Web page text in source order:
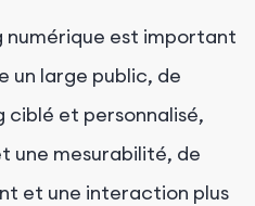
numérique est important
un large public, de
et personnalisé,
une mesurabilité, de
et une interaction plus